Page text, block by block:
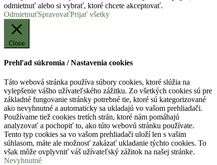
odmietnuť alebo si vybrať, ktoré chcete akceptovať.
OdmietnuťSpravovaťPrijať všetky
Close
Prehľad súkromia / Nastavenia cookies
Táto webová stránka používa súbory cookies, ktoré slúžia na
vylepšenie vášho užívateľského zážitku. Zo všetkých cookies sú pre
základné fungovanie stránky potrebné tie, ktoré sú kategorizované
ako nevyhnutné a automaticky sa ukladajú vo vašom prehliadači.
Používame tiež cookies tretích strán, ktoré nám pomáhajú
analyzovať a pochopiť to, ako túto webovú stránku používate.
Tento typ cookies sa vo vašom prehliadači uloží len s vašim
súhlasom, máte ale možnosť zakázať ukladanie týchto cookies. To
však môže ovplyvniť váš užívateľský zážitok na našej stránke.
Nevyhnutné